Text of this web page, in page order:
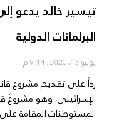
تيسير خالد يدعو
البرلمانات الدولية
يوليو 15, 2020
رداً على تقديم مشروع
الإسرائيلي، وهو مشروعَ
المستوطنات المقامة